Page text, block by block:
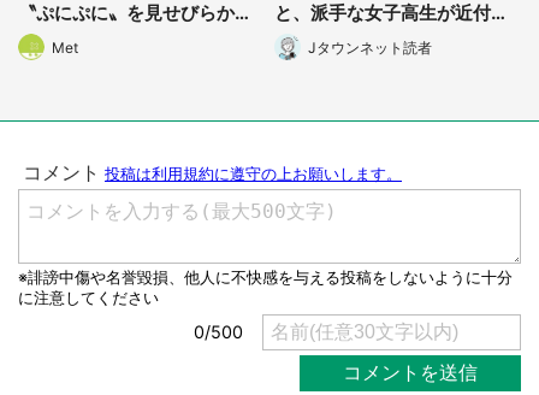
選択する
〝ぷにぷに〟を見せびらかす
チワックスに1.9万人メロメロ
Met
と、派手な女子高生が近付い
てきて...
Jタウンネット読者